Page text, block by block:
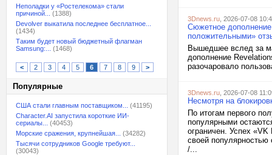
Неполадки у «Ростелекома» стали
причиной...
(1388)
Devolver выкатила последнее бесплатное...
(1434)
Таким будет новый бюджетный флагман
Samsung:...
(1468)
< 2 3 4 5 6 7 8 9 >
Популярные
США стали главным поставщиком...
(41195)
Character.AI запустила короткие ИИ-
сериалы...
(40453)
Морские сражения, крупнейшая...
(34282)
Тысячи сотрудников Google требуют...
(30043)
3Dnews.ru , 2026-07-08
Сюжетное
положительными»
Вышедшее вслед за
дополнение
разочаровало
3Dnews.ru , 2026-07-08
Несмотря на
По итогам первого
популярными
ограничен. Успех
своей
/...